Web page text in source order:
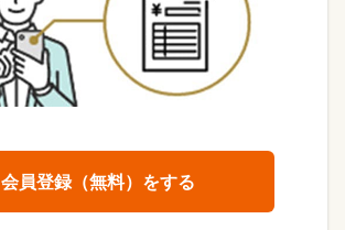
会員登録（無料）をする